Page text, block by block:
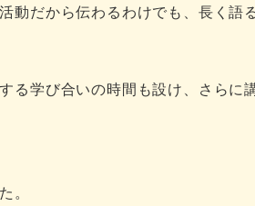
だから伝わるわけでも、長く
学び合いの時間も設け、さらに
。